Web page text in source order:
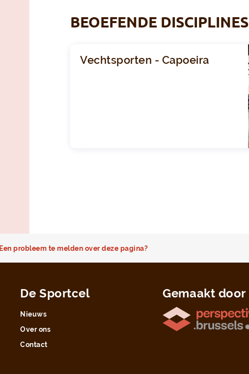
BEOEFENDE DISCIPLINES
Vechtsporten - Capoeira
Een probleem te melden over deze pagina?
De Sportcel
Nieuws
Over ons
Contact
Gemaakt door